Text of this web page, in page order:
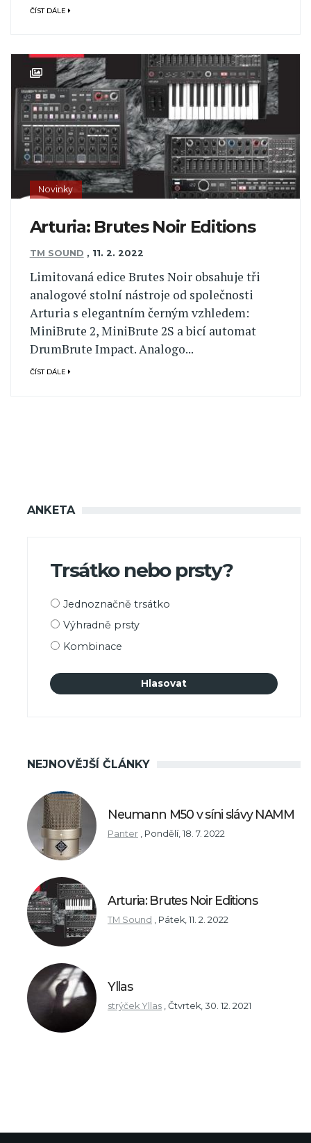
ČÍST DÁLE
Novinky
Arturia: Brutes Noir Editions
TM SOUND , 11. 2. 2022
Limitovaná edice Brutes Noir obsahuje tři
analogové stolní nástroje od společnosti
Arturia s elegantním černým vzhledem:
MiniBrute 2, MiniBrute 2S a bicí automat
DrumBrute Impact. Analogo...
ČÍST DÁLE
ANKETA
Trsátko nebo prsty?
Možnosti
Jednoznačně trsátko
Výhradně prsty
Kombinace
NEJNOVĚJŠÍ ČLÁNKY
Neumann M50 v síni slávy NAMM
Panter Pondělí, 18. 7. 2022
Arturia: Brutes Noir Editions
TM Sound Pátek, 11. 2. 2022
Yllas
strýček Yllas Čtvrtek, 30. 12. 2021